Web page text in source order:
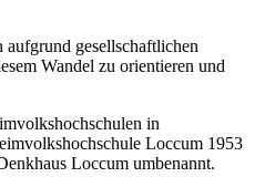
aufgrund gesellschaftlichen
Wandel zu orientieren und
in
Loccum 1953
Loccum umbenannt.